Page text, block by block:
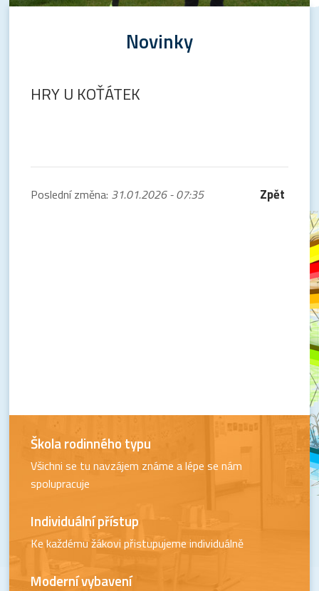
Novinky
HRY U KOŤÁTEK
Poslední změna: 31.01.2026 - 07:35 Zpět
Škola rodinného typu
Všichni se tu navzájem známe a lépe se nám
spolupracuje
Individuální přístup
Ke každému žákovi přistupujeme individuálně
Moderní vybavení